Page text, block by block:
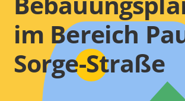
im Bereich
Sorge-Straße